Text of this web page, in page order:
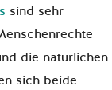
sind sehr
die natürlichen
sich beide